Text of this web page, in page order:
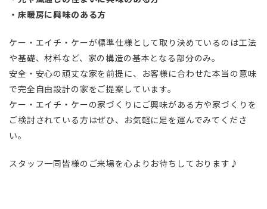
・床暖房に興味のある方
ケー・エイチ・ケーが標準仕様として取り決めているのは工法
や基礎、材料など、家の構造の基本となる部分のみ。
安全・安心の頑丈な家を前提に、お客様に合わせた本当の意味
で完全自由設計の家をご提案しています。
ケー・エイチ・ケーの家づくりにご興味がある方や家づくりを
ご検討されている方はぜひ、お気軽に足を運んでみてくださ
い。
スタッフ一同皆様のご来場を心よりお待ちしております♪